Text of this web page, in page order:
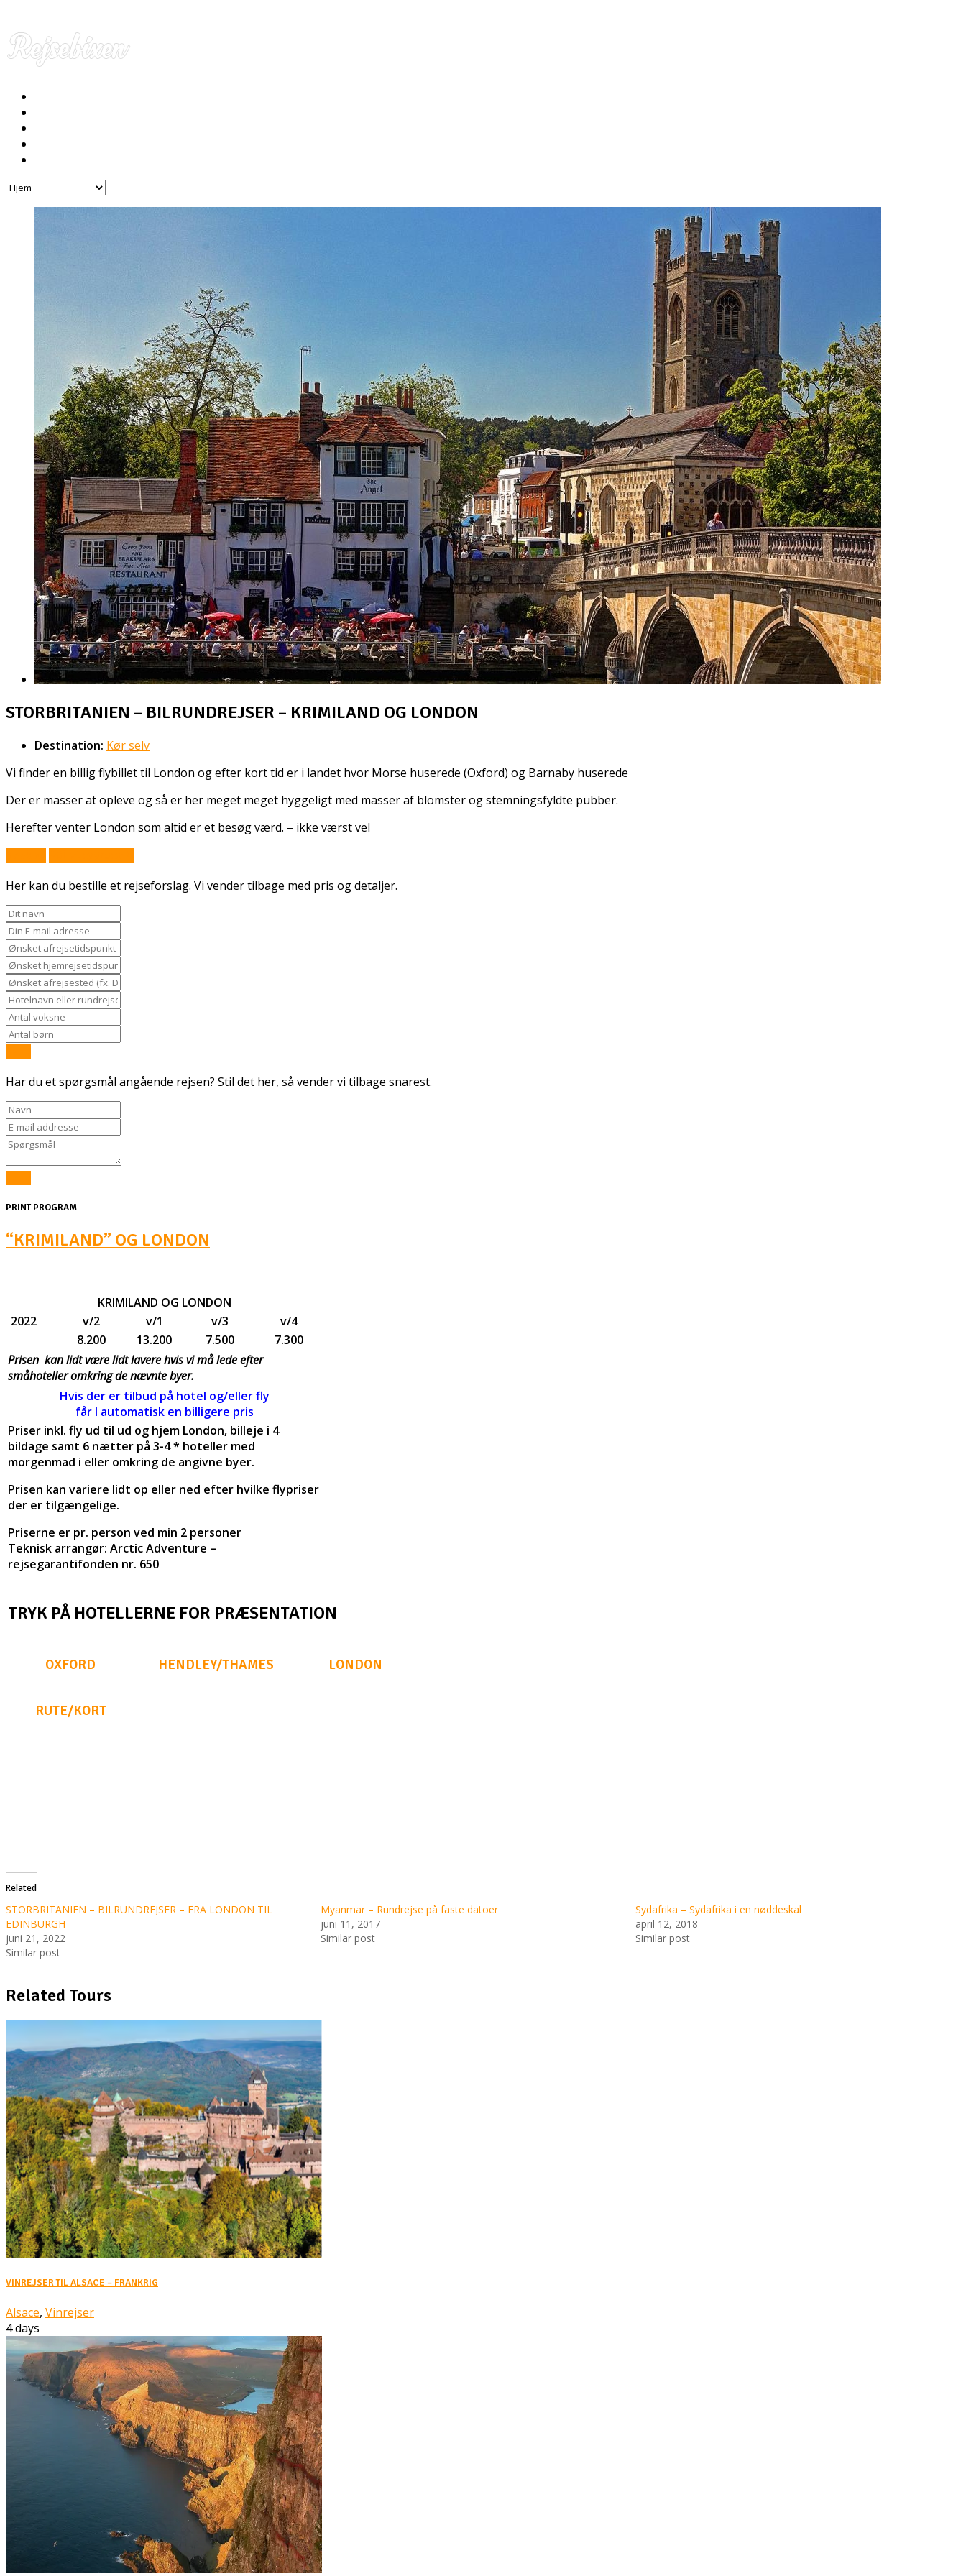
STORBRITANIEN – BILRUNDREJSER – KRIMILAND OG LONDON
Destination: Kør selv
Vi finder en billig flybillet til London og efter kort tid er i landet hvor Morse huserede (Oxford) og Barnaby huserede
Der er masser at opleve og så er her meget meget hyggeligt med masser af blomster og stemningsfyldte pubber.
Herefter venter London som altid er et besøg værd. – ikke værst vel
Her kan du bestille et rejseforslag. Vi vender tilbage med pris og detaljer.
Har du et spørgsmål angående rejsen? Stil det her, så vender vi tilbage snarest.
PRINT PROGRAM
“KRIMILAND” OG LONDON
KRIMILAND OG LONDON
2022
v/2 v/1 v/3
v/4
8.200
13.200 7.500
7.300
Prisen kan lidt være lidt lavere hvis vi må lede efter
småhoteller omkring de nævnte byer.
Hvis der er tilbud på hotel og/eller fly
får I automatisk en billigere pris
Priser inkl. fly ud til ud og hjem London, billeje i 4
bildage samt 6 nætter på 3-4 * hoteller med
morgenmad i eller omkring de angivne byer.
Prisen kan variere lidt op eller ned efter hvilke flypriser
der er tilgængelige.
Priserne er pr. person ved min 2 personer
Teknisk arrangør: Arctic Adventure –
rejsegarantifonden nr. 650
TRYK PÅ HOTELLERNE FOR PRÆSENTATION
OXFORD HENDLEY/THAMES LONDON
RUTE/KORT
Related
STORBRITANIEN – BILRUNDREJSER – FRA LONDON TIL
EDINBURGH
juni 21, 2022
Similar post
Myanmar – Rundrejse på faste datoer
juni 11, 2017
Similar post
Sydafrika – Sydafrika i en nøddeskal
april 12, 2018
Similar post
Related Tours
VINREJSER TIL ALSACE – FRANKRIG
Alsace, Vinrejser
4 days